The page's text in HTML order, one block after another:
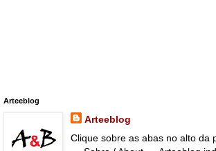
Arteeblog
Arteeblog
Clique sobre as abas no alto da